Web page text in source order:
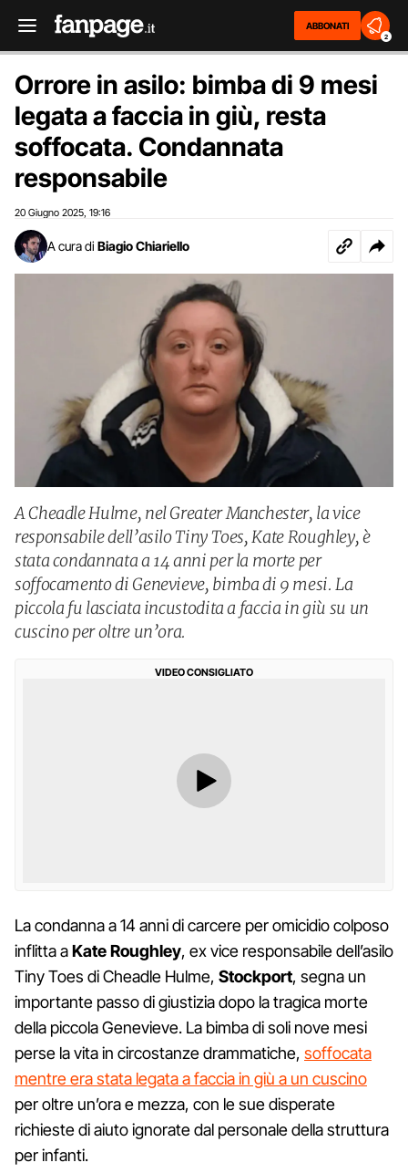
ABBONATI
2
Orrore in asilo: bimba di 9 mesi
legata a faccia in giù, resta
soffocata. Condannata
responsabile
20 Giugno 2025 19:16
A cura di Biagio Chiariello
A Cheadle Hulme, nel Greater Manchester, la vice
responsabile dell’asilo Tiny Toes, Kate Roughley, è
stata condannata a 14 anni per la morte per
soffocamento di Genevieve, bimba di 9 mesi. La
piccola fu lasciata incustodita a faccia in giù su un
cuscino per oltre un’ora.
VIDEO CONSIGLIATO
La condanna a 14 anni di carcere per omicidio colposo
inflitta aKate Roughley, ex vice responsabile dell’asilo
Tiny Toes di Cheadle Hulme, Stockport, segna un
importante passo di giustizia dopo la tragica morte
della piccola Genevieve. La bimba di soli nove mesi
perse la vita in circostanze drammatiche, soffocata
mentre era stata legata a faccia in giù a un cuscino
per oltre un’ora e mezza, con le sue disperate
richieste di aiuto ignorate dal personale della struttura
per infanti.